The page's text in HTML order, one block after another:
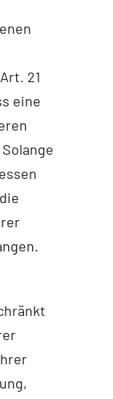
21
eine